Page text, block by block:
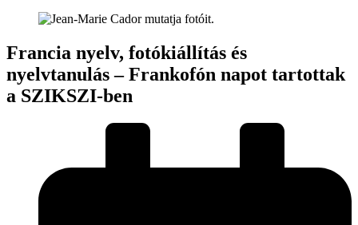
Francia nyelv, fotókiállítás és
nyelvtanulás – Frankofón napot tartottak
a SZIKSZI-ben